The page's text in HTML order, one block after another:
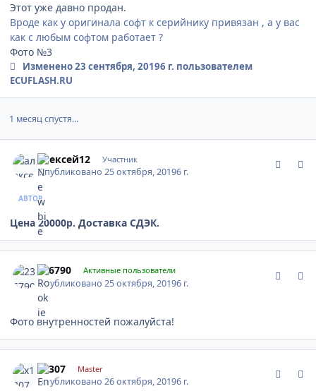
Этот уже давно продан.
Вроде как у оригинала софт к серийнику привязан , а у вас
как с любым софтом работает ?
Фото №3
Изменено23 сентября, 20196 г. пользователем
ECUFLASH.RU
1 месяц спустя...
алексей12 Участник
Опубликовано25 октября, 20196 г.
АВТОР
Цена 20000р. Доставка СДЭК.
236790 Активные пользователи
Опубликовано25 октября, 20196 г.
Фото внутренностей пожалуйста!
x1307 Master
Опубликовано26 октября, 20196 г.